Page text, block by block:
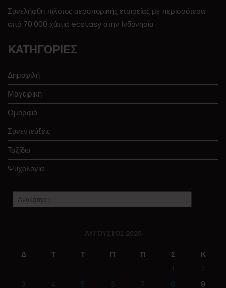
Συνελήφθη πιλότος αεροπορικής εταιρείας με περισσότερα
από 70.000 χάπια ecstasy στην Ινδονησία
KΑΤΗΓΟΡΊΕΣ
Δημοφιλή
Μαγειρική
Ομορφιά
Συνεντεύξεις
Ταξίδια
Ψυχολογία
ΑΎΓΟΥΣΤΟΣ 2026
Δ Τ Τ Π Π Σ
Κ
1
2
3
4 5 6 7 8 9